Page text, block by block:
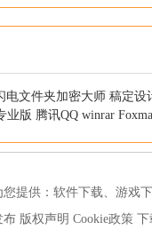
电文件夹加密大师 稿定设
业版 腾讯QQ winrar
提供： 软件下载、 游戏
布 版权声明 Cookie政策 下